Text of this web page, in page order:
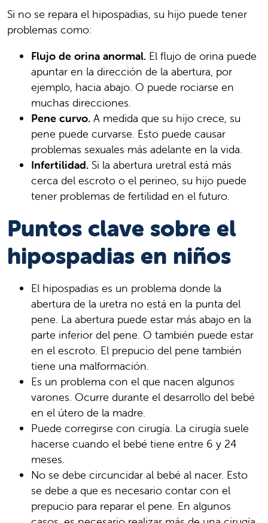
Si no se repara el hipospadias, su hijo puede tener
problemas como:
Flujo de orina anormal. El flujo de orina puede
apuntar en la dirección de la abertura, por
ejemplo, hacia abajo. O puede rociarse en
muchas direcciones.
Pene curvo. A medida que su hijo crece, su
pene puede curvarse. Esto puede causar
problemas sexuales más adelante en la vida.
Infertilidad. Si la abertura uretral está más
cerca del escroto o el perineo, su hijo puede
tener problemas de fertilidad en el futuro.
Puntos clave sobre el
hipospadias en niños
El hipospadias es un problema donde la
abertura de la uretra no está en la punta del
pene. La abertura puede estar más abajo en la
parte inferior del pene. O también puede estar
en el escroto. El prepucio del pene también
tiene una malformación.
Es un problema con el que nacen algunos
varones. Ocurre durante el desarrollo del bebé
en el útero de la madre.
Puede corregirse con cirugía. La cirugía suele
hacerse cuando el bebé tiene entre 6 y 24
meses.
No se debe circuncidar al bebé al nacer. Esto
se debe a que es necesario contar con el
prepucio para reparar el pene. En algunos